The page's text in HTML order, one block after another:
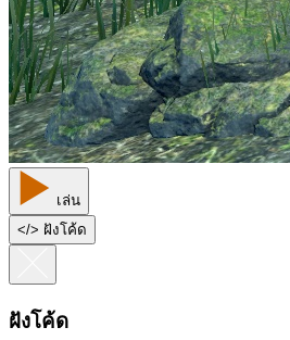
เล่น
</> ฝังโค้ด
ฝังโค้ด